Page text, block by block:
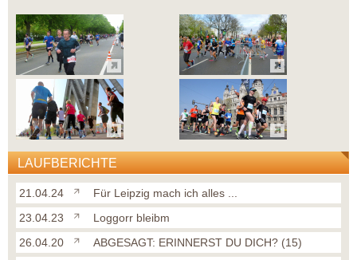
LAUFBERICHTE
21.04.24
Für Leipzig mach ich alles ...
23.04.23
Loggorr bleibm
26.04.20
ABGESAGT: ERINNERST DU DICH? (15)